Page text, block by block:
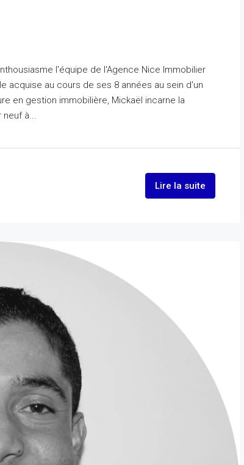
l'équipe de l'Agence Nice Immobilier
acquise au cours de ses 8 années au sein d'un
en gestion immobilière, Mickaël incarne la
neuf à...
Lire la suite